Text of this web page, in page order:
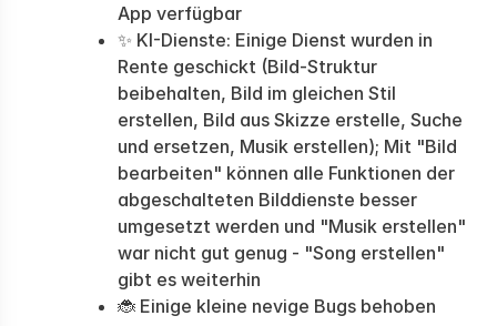
App verfügbar
✨ KI-Dienste: Einige Dienst wurden in
Rente geschickt (Bild-Struktur
beibehalten, Bild im gleichen Stil
erstellen, Bild aus Skizze erstelle, Suche
und ersetzen, Musik erstellen); Mit "Bild
bearbeiten" können alle Funktionen der
abgeschalteten Bilddienste besser
umgesetzt werden und "Musik erstellen"
war nicht gut genug - "Song erstellen"
gibt es weiterhin
🐞 Einige kleine nevige Bugs behoben